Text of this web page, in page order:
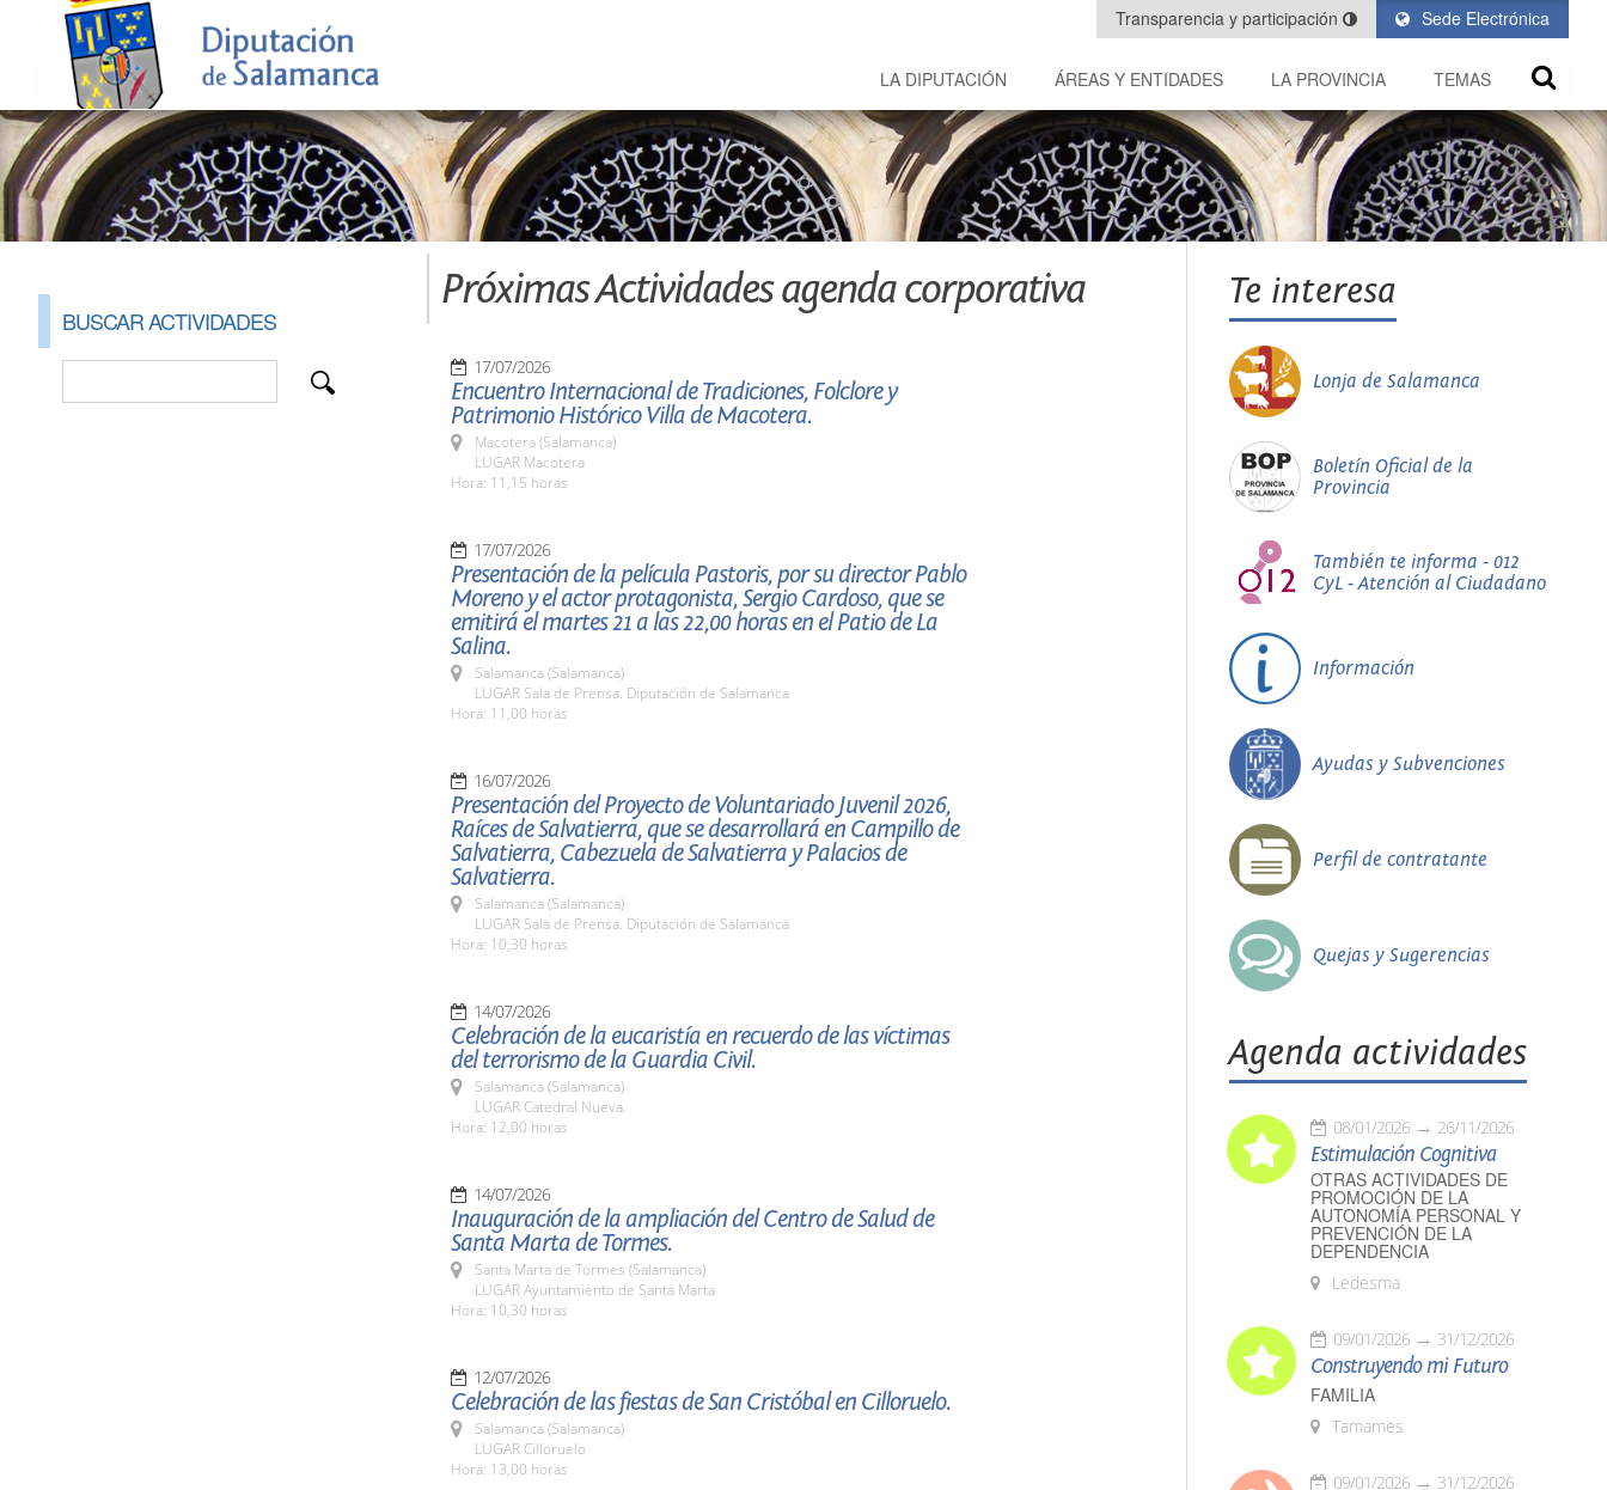
Sede Electrónica
Transparencia y participación
LA DIPUTACIÓN ÁREAS Y ENTIDADES LA PROVINCIA TEMAS
BUSCAR ACTIVIDADES
Próximas Actividades agenda corporativa
17/07/2026
Encuentro Internacional de Tradiciones, Folclore y
Patrimonio Histórico Villa de Macotera.
Macotera (Salamanca)
LUGAR Macotera
Hora: 11,15 horas
17/07/2026
Presentación de la película Pastoris, por su director Pablo
Moreno y el actor protagonista, Sergio Cardoso, que se
emitirá el martes 21 a las 22,00 horas en el Patio de La
Salina.
Salamanca (Salamanca)
LUGAR Sala de Prensa. Diputación de Salamanca
Hora: 11,00 horas
16/07/2026
Presentación del Proyecto de Voluntariado Juvenil 2026,
Raíces de Salvatierra, que se desarrollará en Campillo de
Salvatierra, Cabezuela de Salvatierra y Palacios de
Salvatierra.
Salamanca (Salamanca)
LUGAR Sala de Prensa. Diputación de Salamanca
Hora: 10,30 horas
14/07/2026
Celebración de la eucaristía en recuerdo de las víctimas
del terrorismo de la Guardia Civil.
Salamanca (Salamanca)
LUGAR Catedral Nueva.
Hora: 12,00 horas
14/07/2026
Inauguración de la ampliación del Centro de Salud de
Santa Marta de Tormes.
Santa Marta de Tormes (Salamanca)
LUGAR Ayuntamiento de Santa Marta
Hora: 10,30 horas
12/07/2026
Celebración de las fiestas de San Cristóbal en Cilloruelo.
Salamanca (Salamanca)
LUGAR Cilloruelo
Hora: 13,00 horas
Te interesa
Lonja de Salamanca
Boletín Oficial de la
Provincia
También te informa - 012
CyL - Atención al Ciudadano
Información
Ayudas y Subvenciones
Perfil de contratante
Quejas y Sugerencias
Agenda actividades
08/01/2026 26/11/2026
Estimulación Cognitiva
OTRAS ACTIVIDADES DE
PROMOCIÓN DE LA
AUTONOMÍA PERSONAL Y
PREVENCIÓN DE LA
DEPENDENCIA
Ledesma
09/01/2026 31/12/2026
Construyendo mi Futuro
FAMILIA
Tamames
09/01/2026 31/12/2026